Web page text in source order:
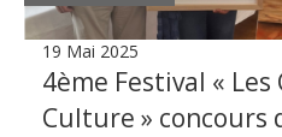
19 Mai 2025
4ème Festival « Les
Culture » concours